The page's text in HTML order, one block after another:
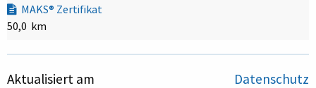
MAKS® Zertifikat
50,0 km
Aktualisiert am
Datenschutz